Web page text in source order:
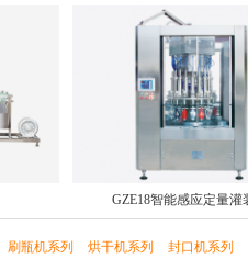
GZE18智能感应定量灌
刷瓶机系列 烘干机系列 封口机系列